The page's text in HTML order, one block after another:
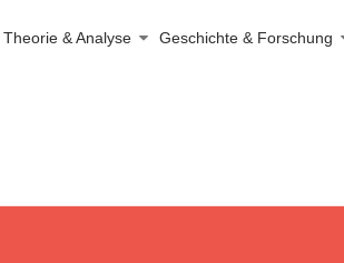
Theorie & Analyse Geschichte & Forschung